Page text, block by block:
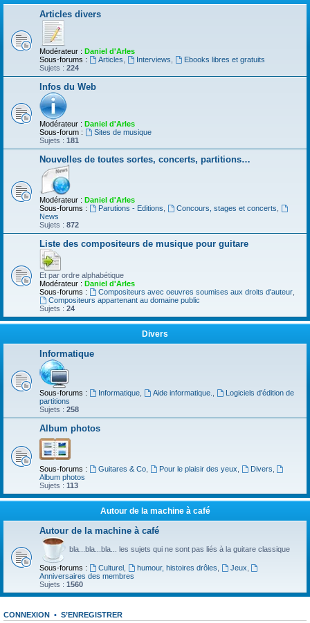
Articles divers
Modérateur : Daniel d'Arles
Sous-forums :
Articles Interviews
Ebooks libres et gratuits
Sujets : 224
Infos du Web
Modérateur : Daniel d'Arles
Sous-forum :
Sites de musique
Sujets : 181
Nouvelles de toutes sortes, concerts, partitions…
Modérateur : Daniel d'Arles
Sous-forums :
Parutions - Editions Concours, stages et concerts
News
Sujets : 872
Liste des compositeurs de musique pour guitare
Et par ordre alphabétique
Modérateur : Daniel d'Arles
Sous-forums :
Compositeurs avec oeuvres soumises aux droits d'auteur,
Compositeurs appartenant au domaine public
Sujets : 24
Divers
Informatique
Sous-forums : Informatique, Aide informatique.
Logiciels d'édition de
partitions
Sujets : 258
Album photos
Sous-forums : Guitares & Co, Pour le plaisir des yeux Divers
Album photos
Sujets : 113
Autour de la machine à café
Autour de la machine à café
bla...bla...bla... les sujets qui ne sont pas liés à la guitare classique
Sous-forums : Culturel, humour, histoires drôles Jeux
Anniversaires des membres
Sujets : 1560
CONNEXION • S’ENREGISTRER